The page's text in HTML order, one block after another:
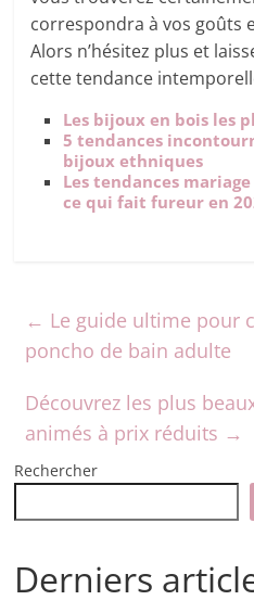
correspondra à vos goûts
Alors n’hésitez plus et
cette tendance
Les bijoux en bois les
5 tendances
bijoux ethniques
Les tendances
ce qui fait fureur en
← Le guide ultime pour
poncho de bain adulte
Découvrez les plus
animés à prix réduits →
Rechercher
Derniers